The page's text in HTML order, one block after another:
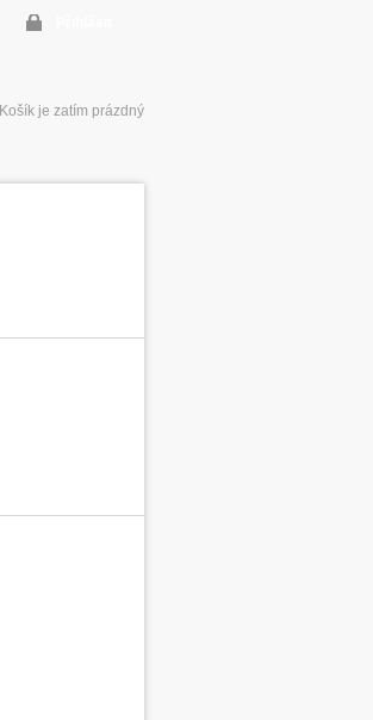
Košík je zatím prázdný